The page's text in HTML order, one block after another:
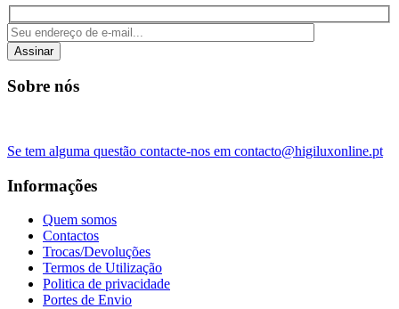
Assinar
Sobre nós
Se tem alguma questão contacte-nos em contacto@higiluxonline.pt
Informações
Quem somos
Contactos
Trocas/Devoluções
Termos de Utilização
Politica de privacidade
Portes de Envio